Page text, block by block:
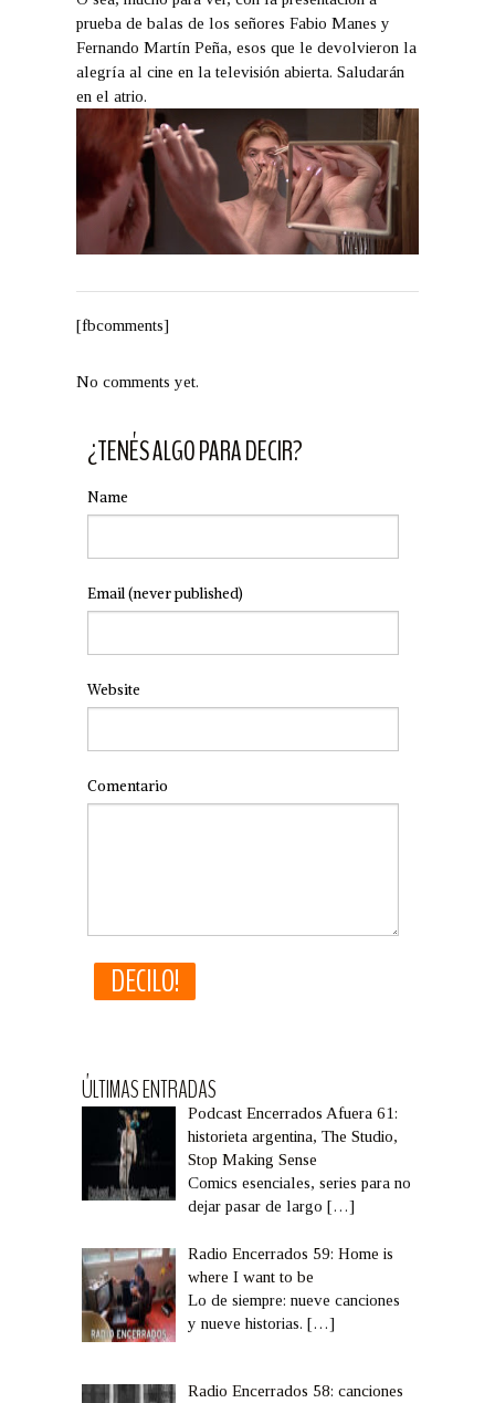
prueba de balas de los señores Fabio Manes y
Fernando Martín Peña, esos que le devolvieron la
alegría al cine en la televisión abierta. Saludarán
en el atrio.
[fbcomments]
No comments yet.
¿TENÉS ALGO PARA DECIR?
Name
Email(never published)
Website
Comentario
ÚLTIMAS ENTRADAS
Podcast Encerrados Afuera 61:
historieta argentina, The Studio,
Stop Making Sense
Comics esenciales, series para no
dejar pasar de largo[…]
Radio Encerrados 59: Home is
where I want to be
Lo de siempre: nueve canciones
y nueve historias.[…]
Radio Encerrados 58: canciones